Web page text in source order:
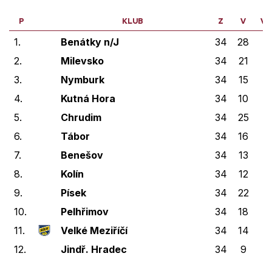
P KLUB Z V VP
1. Benátky n/J 34 28
2.
Milevsko 34 21
3.
Nymburk 34 15
4.
Kutná Hora 34 10
5.
Chrudim 34 25
6.
Tábor 34 16
7.
Benešov 34 13
8.
Kolín 34 12
9.
Písek 34 22
10.
Pelhřimov 34 18
11.
Velké Meziříčí 34 14
12.
Jindř. Hradec 34 9